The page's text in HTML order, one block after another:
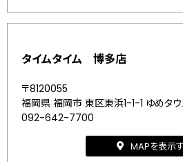
タイムタイム 博多店
〒8120055
福岡県 福岡市 東区東浜1-1-1 ゆめタウ
092-642-7700
MAPを表示